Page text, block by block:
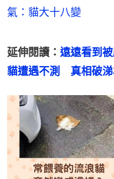
氣：貓大十八變
延伸閱讀： 遠遠看到
貓遭遇不測　真相破